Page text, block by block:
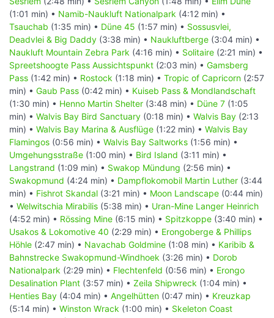
(1:01 min) • Namib-Naukluft Nationalpark (4:12 min) •
Tsauchab (1:35 min) • Düne 45 (1:57 min) • Sossusvlei,
Deadvlei & Big Daddy (3:38 min) • Naukluftberge (3:04 min) •
Naukluft Mountain Zebra Park (4:16 min) • Solitaire (2:21 min) •
Spreetshoogte Pass Aussichtspunkt (2:03 min) • Gamsberg
Pass (1:42 min) • Rostock (1:18 min) • Tropic of Capricorn (2:57
min) • Gaub Pass (0:42 min) • Kuiseb Pass & Mondlandschaft
(1:30 min) • Henno Martin Shelter (3:48 min) • Düne 7 (1:05
min) • Walvis Bay Bird Sanctuary (0:18 min) • Walvis Bay (2:13
min) • Walvis Bay Marina & Ausflüge (1:22 min) • Walvis Bay
Flamingos (0:56 min) • Walvis Bay Saltworks (1:56 min) •
Umgehungsstraße (1:00 min) • Bird Island (3:11 min) •
Langstrand (1:09 min) • Swakop Mündung (2:56 min) •
Swakopmund (4:24 min) • Dampflokomobil Martin Luther (3:44
min) • Fishrot Skandal (3:21 min) • Moon Landscape (0:44 min)
• Welwitschia Mirabilis (5:38 min) • Uran-Mine Langer Heinrich
(4:52 min) • Rössing Mine (6:15 min) • Spitzkoppe (3:40 min) •
Usakos & Lokomotive 40 (2:29 min) • Erongoberge & Phillips
Höhle (2:47 min) • Navachab Goldmine (1:08 min) • Karibib &
Bahnstrecke Swakopmund-Windhoek (3:26 min) • Dorob
Nationalpark (2:29 min) • Flechtenfeld (0:56 min) • Erongo
Desalination Plant (3:57 min) • Zeila Shipwreck (1:04 min) •
Henties Bay (4:04 min) • Angelhütten (0:47 min) • Kreuzkap
(5:14 min) • Winston Wrack (1:00 min) • Skeleton Coast